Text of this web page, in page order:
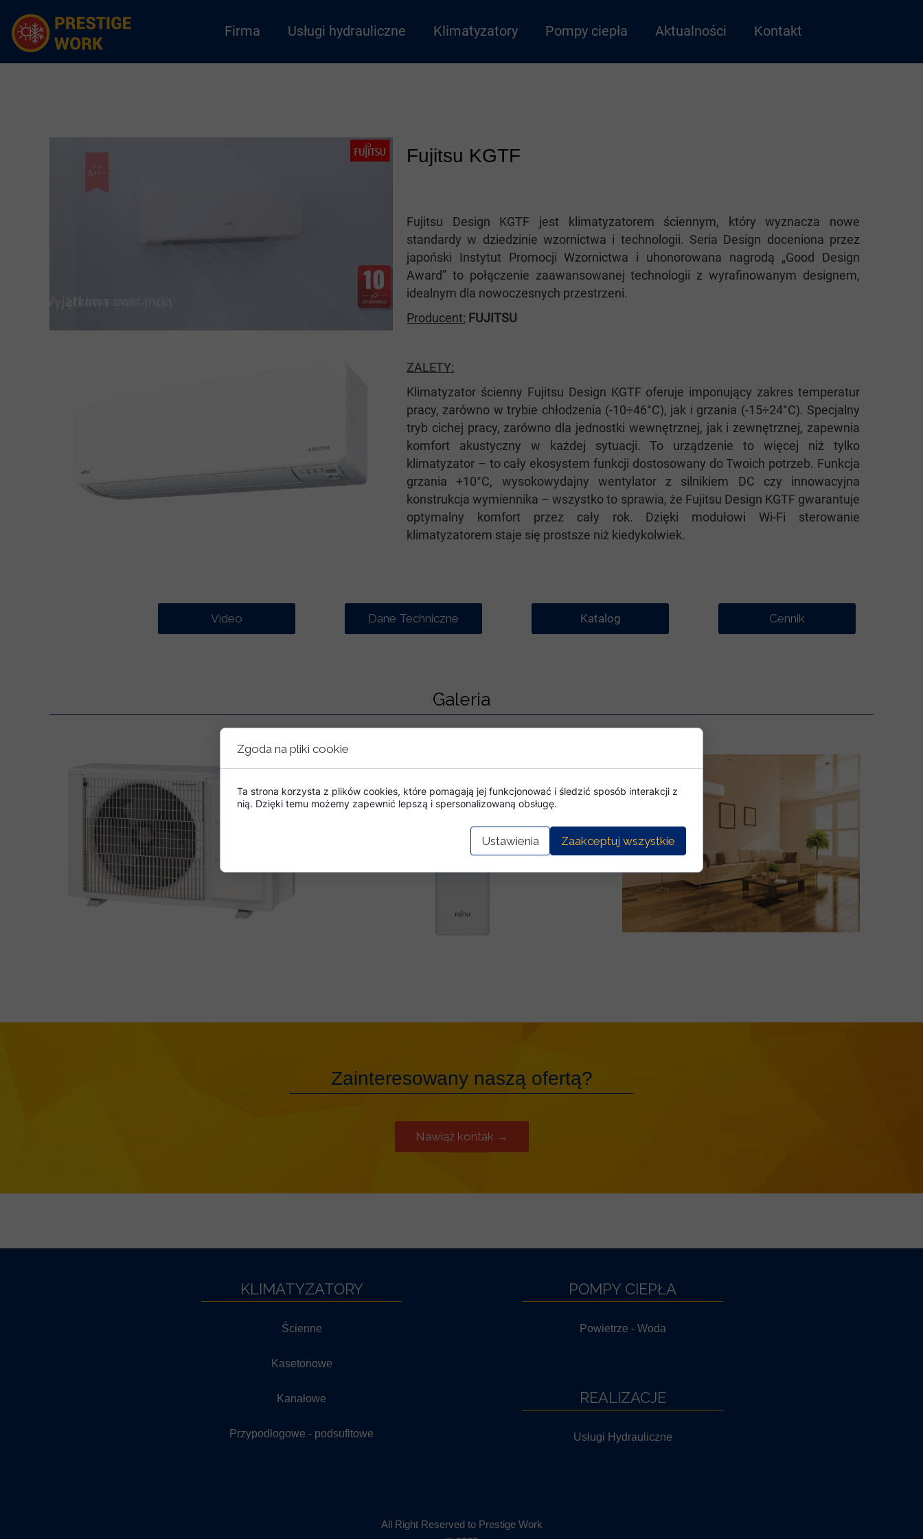
Firma Usługi hydrauliczne Klimatyzatory Pompy ciepła Aktualności Kontakt
Fujitsu KGTF
Fujitsu Design KGTF jest klimatyzatorem ściennym, który wyznacza nowe
standardy w dziedzinie wzornictwa i technologii. Seria Design doceniona przez
japoński Instytut Promocji Wzornictwa i uhonorowana nagrodą „Good Design
Award” to połączenie zaawansowanej technologii z wyrafinowanym designem,
idealnym dla nowoczesnych przestrzeni.
Producent: FUJITSU
ZALETY:
Klimatyzator ścienny Fujitsu Design KGTF oferuje imponujący zakres temperatur
pracy, zarówno w trybie chłodzenia (-10÷46°C), jak i grzania (-15÷24°C). Specjalny
tryb cichej pracy, zarówno dla jednostki wewnętrznej, jak i zewnętrznej, zapewnia
komfort akustyczny w każdej sytuacji. To urządzenie to więcej niż tylko
klimatyzator – to cały ekosystem funkcji dostosowany do Twoich potrzeb. Funkcja
grzania +10°C, wysokowydajny wentylator z silnikiem DC czy innowacyjna
konstrukcja wymiennika – wszystko to sprawia, że Fujitsu Design KGTF gwarantuje
optymalny komfort przez cały rok. Dzięki modułowi Wi-Fi sterowanie
klimatyzatorem staje się prostsze niż kiedykolwiek.
Video Dane Techniczne Katalog Cennik
Galeria
Nawiąż kontak →
Zainteresowany naszą ofertą?
POMPY CIEPŁA
Powietrze - Woda
REALIZACJE
Usługi Hydrauliczne
KLIMATYZATORY
Ścienne
Kasetonowe
Kanałowe
Przypodłogowe - podsufitowe
All Right Reserved to Prestige Work
Zgoda na pliki cookie
Ta strona korzysta z plików cookies, które pomagają jej funkcjonować i śledzić sposób interakcji z
nią. Dzięki temu możemy zapewnić lepszą i spersonalizowaną obsługę.
Ustawienia Zaakceptuj wszystkie